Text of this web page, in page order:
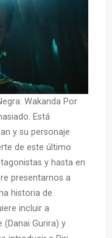
Wakanda Por
Está
y su personaje
de este último
y hasta en
presentarnos a
historia de
incluir a
(Danai Gurira) y